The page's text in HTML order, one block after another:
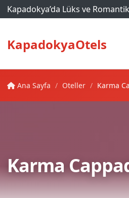
Kapadokya’da Lüks ve
KapadokyaOtels
Ana Sayfa Oteller Karma
Karma